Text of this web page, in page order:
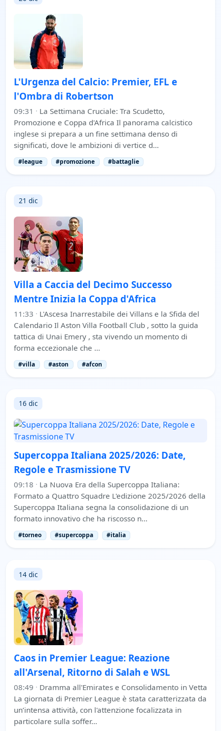
L'Urgenza del Calcio: Premier, EFL e
l'Ombra di Robertson
09:31 · La Settimana Cruciale: Tra Scudetto,
Promozione e Coppa d'Africa Il panorama calcistico
inglese si prepara a un fine settimana denso di
significati, dove le ambizioni di vertice d…
#league #promozione #battaglie
21 dic
Villa a Caccia del Decimo Successo
Mentre Inizia la Coppa d'Africa
11:33 · L'Ascesa Inarrestabile dei Villans e la Sfida del
Calendario Il Aston Villa Football Club , sotto la guida
tattica di Unai Emery , sta vivendo un momento di
forma eccezionale che …
#villa #aston #afcon
16 dic
Supercoppa Italiana 2025/2026: Date,
Regole e Trasmissione TV
09:18 · La Nuova Era della Supercoppa Italiana:
Formato a Quattro Squadre L'edizione 2025/2026 della
Supercoppa Italiana segna la consolidazione di un
formato innovativo che ha riscosso n…
#torneo #supercoppa #italia
14 dic
Caos in Premier League: Reazione
all'Arsenal, Ritorno di Salah e WSL
08:49 · Dramma all'Emirates e Consolidamento in Vetta
La giornata di Premier League è stata caratterizzata da
un’intensa attività, con l'attenzione focalizzata in
particolare sulla soffer…